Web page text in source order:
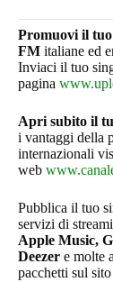
Promuovi il
FM italiane ed
Inviaci il tuo
pagina
Apri subito il
i vantaggi della
internazionali
web
Pubblica il tuo
servizi di
Apple Music,
Deezer e molte
pacchetti sul